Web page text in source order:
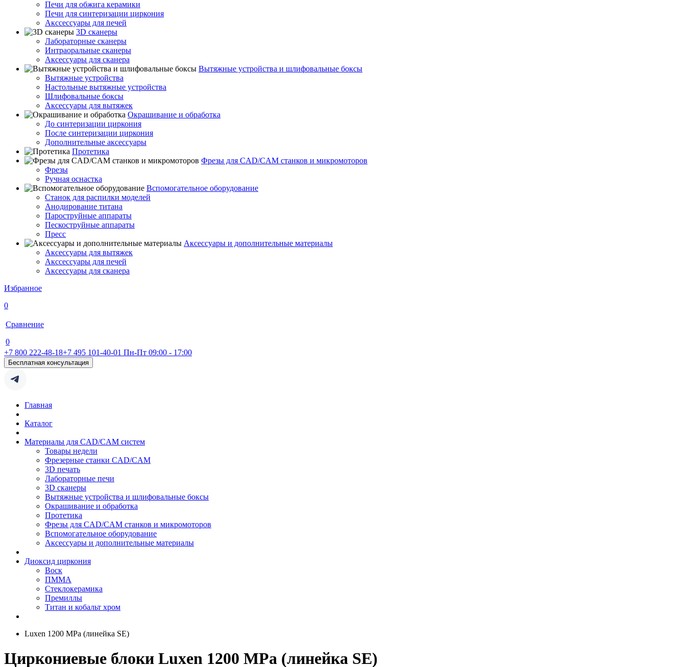
Печи для обжига керамики
Печи для синтеризации циркония
Акссессуары для печей
3D сканеры
Лабораторные сканеры
Интраоральные сканеры
Аксессуары для сканера
Вытяжные устройства и шлифовальные боксы
Вытяжные устройства
Настольные вытяжные устройства
Шлифовальные боксы
Аксессуары для вытяжек
Окрашивание и обработка
До синтеризации циркония
После синтеризации циркония
Дополнительные аксессуары
Протетика
Фрезы для CAD/CAM станков и микромоторов
Фрезы
Ручная оснастка
Вспомогательное оборудование
Станок для распилки моделей
Анодирование титана
Пароструйные аппараты
Пескоструйные аппараты
Пресс
Аксессуары и дополнительные материалы
Аксессуары для вытяжек
Акссессуары для печей
Аксессуары для сканера
Избранное
0
Сравнение
0
+7 800 222-48-18+7 495 101-40-01 Пн-Пт 09:00 - 17:00
Бесплатная консультация
Главная
Каталог
Материалы для CAD/CAM систем
Товары недели
Фрезерные станки CAD/CAM
3D печать
Лабораторные печи
3D сканеры
Вытяжные устройства и шлифовальные боксы
Окрашивание и обработка
Протетика
Фрезы для CAD/CAM станков и микромоторов
Вспомогательное оборудование
Аксессуары и дополнительные материалы
Диоксид циркония
Воск
ПММА
Стеклокерамика
Премиллы
Титан и кобальт хром
Luxen 1200 МРа (линейка SE)
Циркониевые блоки Luxen 1200 МРа (линейка SE)